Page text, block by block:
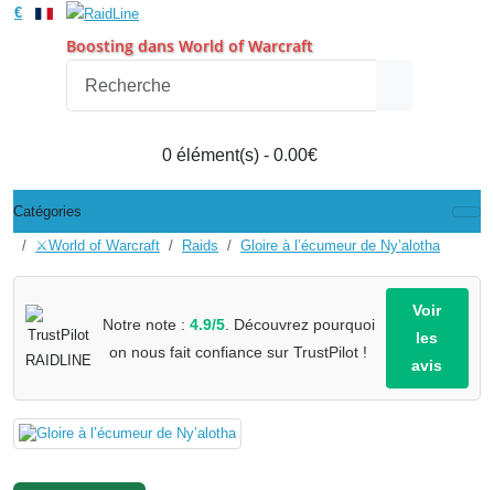
€
Boosting dans World of Warcraft
0 élément(s) - 0.00€
Catégories
⚔️World of Warcraft Raids Gloire à l’écumeur de Ny’alotha
Notre note : 4.9/5. Découvrez pourquoi
on nous fait confiance sur TrustPilot !
Voir
les
avis